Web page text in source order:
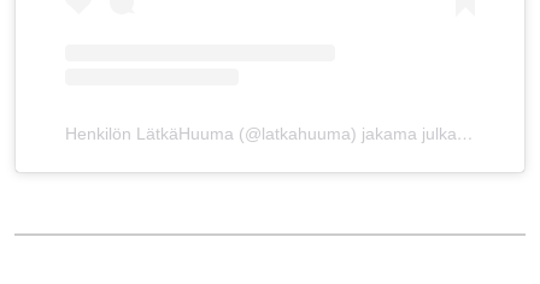
Henkilön LätkäHuuma (@latkahuuma) jakama julkaisu